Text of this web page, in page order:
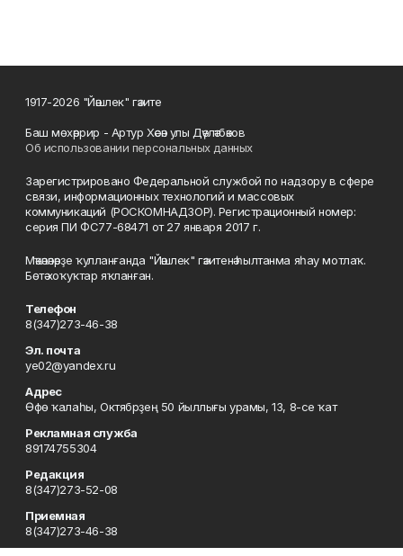
1917-2026 "Йәшлек" гәзите
Баш мөхәррир - Артур Хәсән улы Дәүләтбәков
Об использовании персональных данных
Зарегистрировано Федеральной службой по надзору в сфере
связи, информационных технологий и массовых
коммуникаций (РОСКОМНАДЗОР). Регистрационный номер:
серия ПИ ФС77-68471 от 27 января 2017 г.
Мәҡәләләрҙе ҡулланғанда "Йәшлек" гәзитенә һылтанма яһау мотлаҡ.
Бөтә хоҡуҡтар яҡланған.
Телефон
8(347)273-46-38
Эл. почта
ye02@yandex.ru
Адрес
Өфө ҡалаһы, Октябрҙең 50 йыллығы урамы, 13, 8-се ҡат
Рекламная служба
89174755304
Редакция
8(347)273-52-08
Приемная
8(347)273-46-38